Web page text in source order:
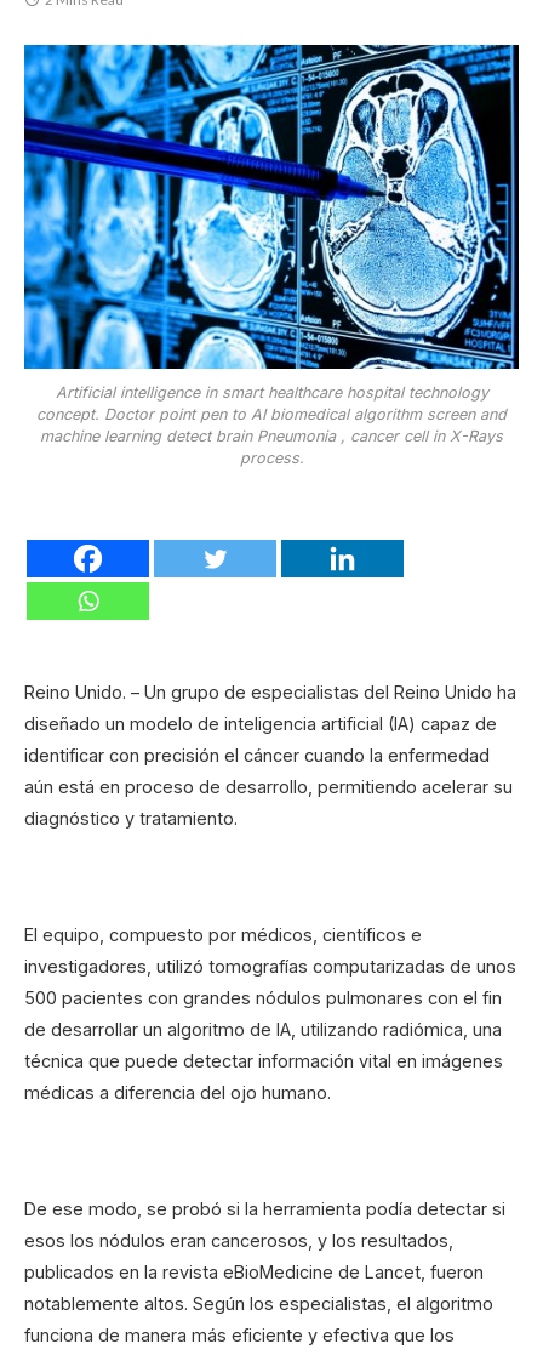
Artificial intelligence in smart healthcare hospital technology
concept. Doctor point pen to AI biomedical algorithm screen and
machine learning detect brain Pneumonia , cancer cell in X-Rays
process.
Reino Unido. – Un grupo de especialistas del Reino Unido ha
diseñado un modelo de inteligencia artificial (IA) capaz de
identificar con precisión el cáncer cuando la enfermedad
aún está en proceso de desarrollo, permitiendo acelerar su
diagnóstico y tratamiento.
El equipo, compuesto por médicos, científicos e
investigadores, utilizó tomografías computarizadas de unos
500 pacientes con grandes nódulos pulmonares con el fin
de desarrollar un algoritmo de IA, utilizando radiómica, una
técnica que puede detectar información vital en imágenes
médicas a diferencia del ojo humano.
De ese modo, se probó si la herramienta podía detectar si
esos los nódulos eran cancerosos, y los resultados,
publicados en la revista eBioMedicine de Lancet, fueron
notablemente altos. Según los especialistas, el algoritmo
funciona de manera más eficiente y efectiva que los